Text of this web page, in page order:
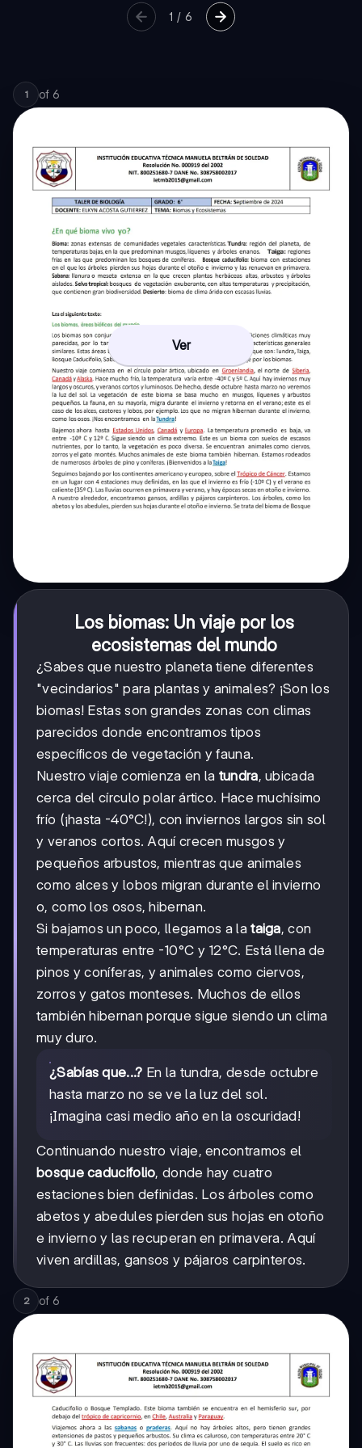
1 /6
1 of 6
Ver
Los biomas: Un viaje por los
ecosistemas del mundo
¿Sabes que nuestro planeta tiene diferentes
"vecindarios" para plantas y animales? ¡Son los
biomas! Estas son grandes zonas con climas
parecidos donde encontramos tipos
específicos de vegetación y fauna.
Nuestro viaje comienza en la tundra, ubicada
cerca del círculo polar ártico. Hace muchísimo
frío (¡hasta -40°C!), con inviernos largos sin sol
y veranos cortos. Aquí crecen musgos y
pequeños arbustos, mientras que animales
como alces y lobos migran durante el invierno
o, como los osos, hibernan.
Si bajamos un poco, llegamos a lataiga, con
temperaturas entre -10°C y 12°C. Está llena de
pinos y coníferas, y animales como ciervos,
zorros y gatos monteses. Muchos de ellos
también hibernan porque sigue siendo un clima
muy duro.
¿Sabías que...? En la tundra, desde octubre
hasta marzo no se ve la luz del sol.
¡Imagina casi medio año en la oscuridad!
Continuando nuestro viaje, encontramos el
bosque caducifolio, donde hay cuatro
estaciones bien definidas. Los árboles como
abetos y abedules pierden sus hojas en otoño
e invierno y las recuperan en primavera. Aquí
viven ardillas, gansos y pájaros carpinteros.
2 of 6